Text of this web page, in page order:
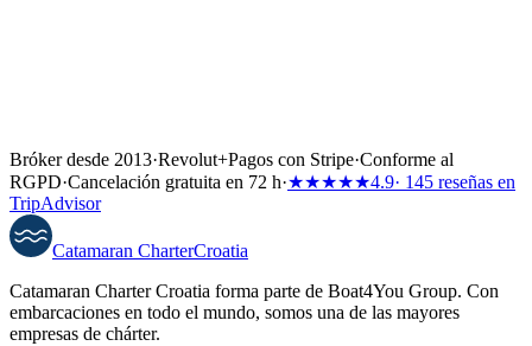
Bróker desde 2013·Revolut+Pagos con Stripe·Conforme al
RGPD·Cancelación gratuita en 72 h·★★★★★4.9· 145 reseñas en
TripAdvisor
Catamaran CharterCroatia
Catamaran Charter Croatia forma parte de Boat4You Group. Con
embarcaciones en todo el mundo, somos una de las mayores
empresas de chárter.